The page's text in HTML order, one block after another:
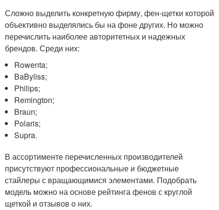
Сложно выделить конкретную фирму, фен-щетки которой
объективно выделялись бы на фоне других. Но можно
перечислить наиболее авторитетных и надежных
брендов. Среди них:
Rowenta;
BaByliss;
Philips;
Remington;
Braun;
Polaris;
Supra.
В ассортименте перечисленных производителей
присутствуют профессиональные и бюджетные
стайлеры с вращающимися элементами. Подобрать
модель можно на основе рейтинга фенов с круглой
щеткой и отзывов о них.